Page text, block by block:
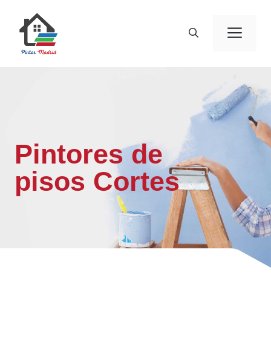
contenido
Pintores de
pisos Cortes